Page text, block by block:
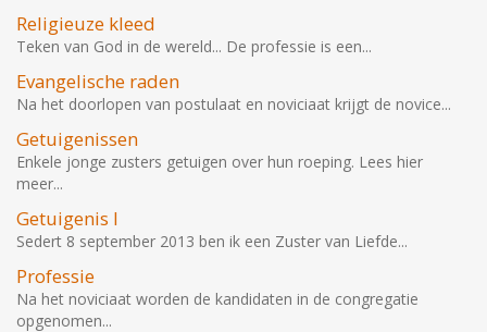
Religieuze kleed
Teken van God in de wereld... De professie is een...
Evangelische raden
Na het doorlopen van postulaat en noviciaat krijgt de novice...
Getuigenissen
Enkele jonge zusters getuigen over hun roeping. Lees hier
meer...
Getuigenis I
Sedert 8 september 2013 ben ik een Zuster van Liefde...
Professie
Na het noviciaat worden de kandidaten in de congregatie
opgenomen...